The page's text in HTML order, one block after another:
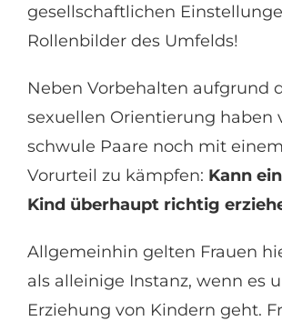
gesellschaftlichen
Rollenbilder des Umfelds!
Neben Vorbehalten aufgrund
sexuellen Orientierung haben
schwule Paare noch mit
Vorurteil zu kämpfen: Kann
Kind überhaupt richtig
Allgemeinhin gelten Frauen
als alleinige Instanz, wenn es
Erziehung von Kindern geht.